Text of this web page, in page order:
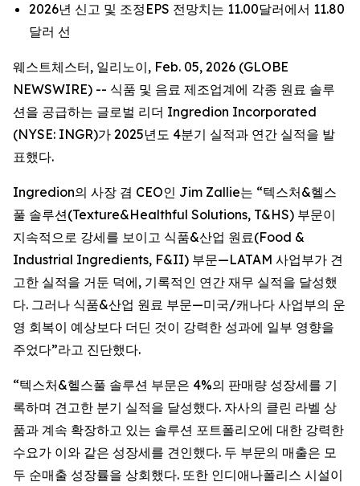
2026년 신고 및 조정EPS 전망치는 11.00달러에서 11.80
달러 선
웨스트체스터, 일리노이, Feb. 05, 2026 (GLOBE
NEWSWIRE) -- 식품 및 음료 제조업계에 각종 원료 솔루
션을 공급하는 글로벌 리더 Ingredion Incorporated
(NYSE: INGR)가 2025년도 4분기 실적과 연간 실적을 발
표했다.
Ingredion의 사장 겸 CEO인 Jim Zallie는 “텍스처&헬스
풀 솔루션(Texture&Healthful Solutions, T&HS) 부문이
지속적으로 강세를 보이고 식품&산업 원료(Food &
Industrial Ingredients, F&II) 부문—LATAM 사업부가 견
고한 실적을 거둔 덕에, 기록적인 연간 재무 실적을 달성했
다. 그러나 식품&산업 원료 부문—미국/캐나다 사업부의 운
영 회복이 예상보다 더딘 것이 강력한 성과에 일부 영향을
주었다”라고 진단했다.
“텍스처&헬스풀 솔루션 부문은 4%의 판매량 성장세를 기
록하며 견고한 분기 실적을 달성했다. 자사의 클린 라벨 상
품과 계속 확장하고 있는 솔루션 포트폴리오에 대한 강력한
수요가 이와 같은 성장세를 견인했다. 두 부문의 매출은 모
두 순매출 성장률을 상회했다. 또한 인디애나폴리스 시설이